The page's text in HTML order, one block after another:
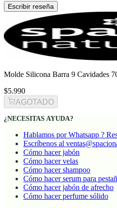
Escribir reseña
Molde Silicona Barra 9 Cavidades
$5.990
AGOTADO
¿NECESITAS AYUDA?
Hablamos por Whatsapp ?
Escríbenos al
Cómo hacer jabón
Cómo hacer velas
Cómo hacer shampoo
Cómo hacer serum para
Cómo hacer jabón de afrecho
Cómo hacer perfume sólido